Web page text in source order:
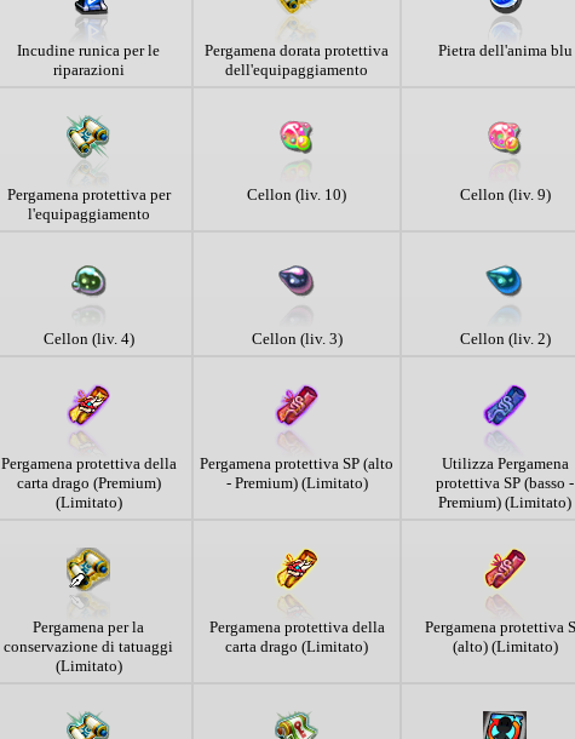
Incudine runica per le
riparazioni
Pergamena dorata protettiva
dell'equipaggiamento
Pietra dell'anima blu
Pergamena protettiva per
l'equipaggiamento
Cellon (liv. 10) Cellon (liv. 9)
Cellon (liv. 4) Cellon (liv. 3) Cellon (liv. 2)
Pergamena protettiva della
carta drago (Premium)
(Limitato)
Pergamena protettiva SP (alto
- Premium) (Limitato)
Utilizza Pergamena
protettiva SP (basso -
Premium) (Limitato)
Pergamena per la
conservazione di tatuaggi
(Limitato)
Pergamena protettiva della
carta drago (Limitato)
Pergamena protettiva
(alto) (Limitato)